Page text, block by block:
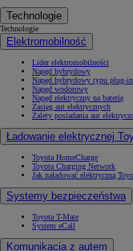
Technologie
Technologie
Elektromobilność
Lider elektromobilności
Napęd hybrydowy
Napęd hybrydowy typu plug-in
Napęd wodorowy
Napęd elektryczny na baterię
Zasięg aut elektrycznych
Zalety posiadania aut
Ładowanie elektrycznej
Toyota HomeCharge
Toyota Charging Network
Jak naładować elektryczną
Systemy bezpieczeństwa
Toyota T-Mate
System eCall
Komunikacja z autem